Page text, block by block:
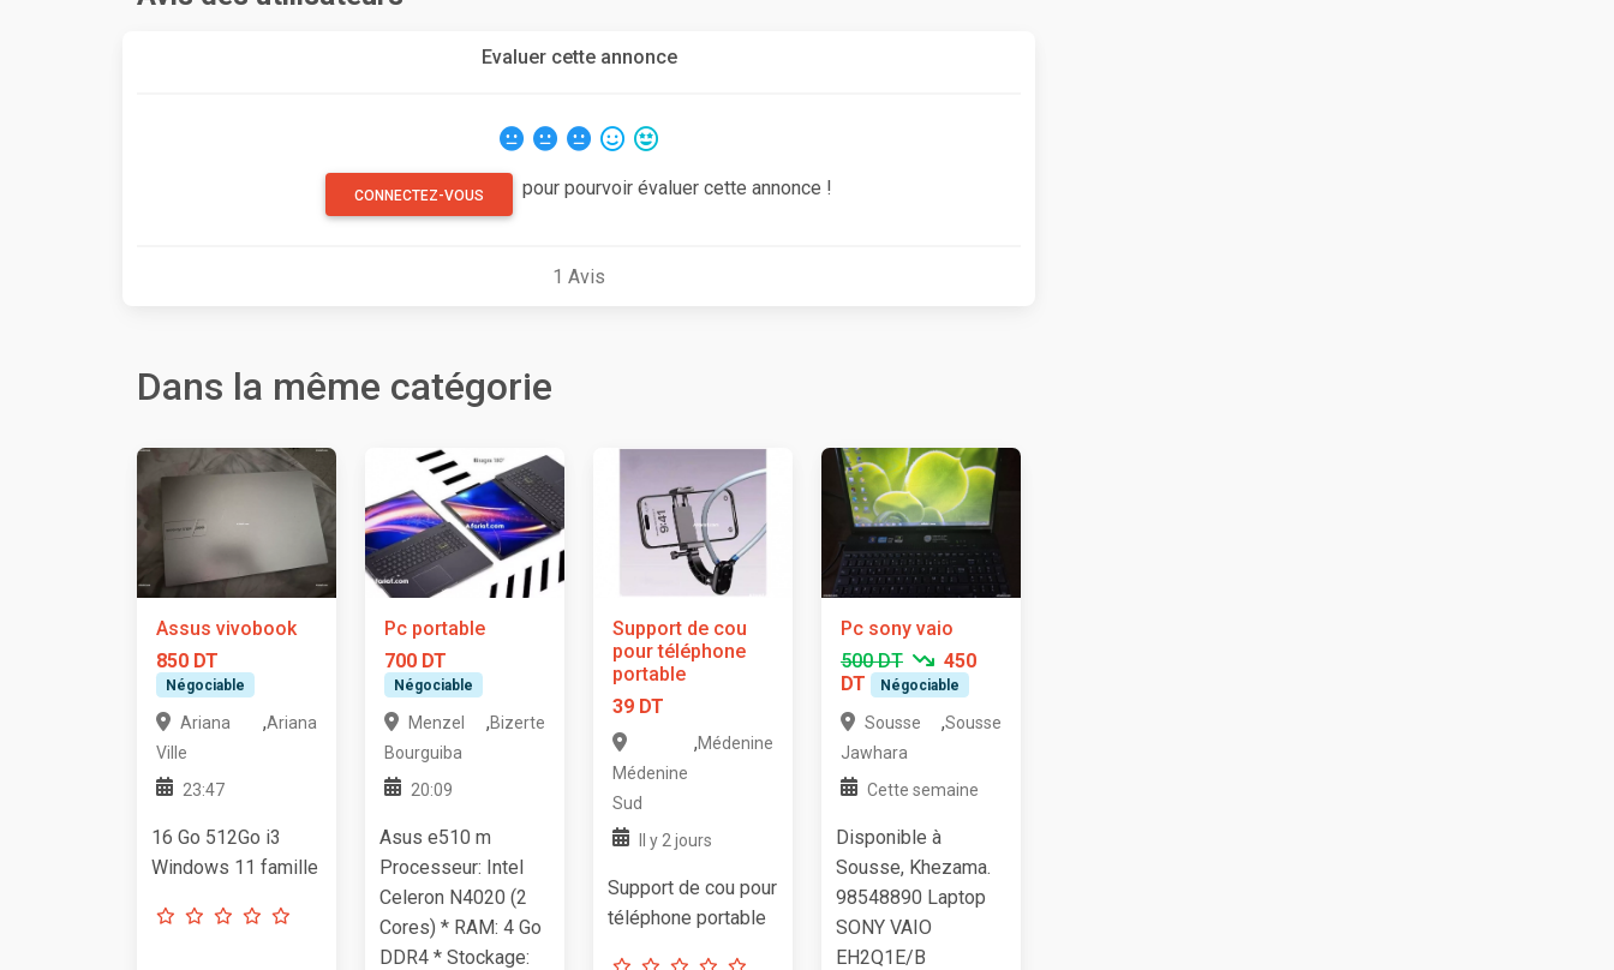
Evaluer cette annonce
CONNECTEZ-VOUS pour pourvoir évaluer cette annonce !
1 Avis
Dans la même catégorie
Assus vivobook
850 DT
Négociable
Ariana
Ville
,Ariana
23:47
16 Go 512Go i3
Windows 11 famille
Pc portable
700 DT
Négociable
Menzel
Bourguiba
,Bizerte
20:09
Asus e510 m
Processeur: Intel
Celeron N4020 (2
Cores) * RAM: 4 Go
DDR4 * Stockage:
Support de cou
pour téléphone
portable
39 DT
Médenine
Sud
,Médenine
Il y 2 jours
Support de cou pour
téléphone portable
Pc sony vaio
500 DT
450
DT
Négociable
Sousse
Jawhara
,Sousse
Cette semaine
Disponible à
Sousse, Khezama.
98548890 Laptop
SONY VAIO
EH2Q1E/B